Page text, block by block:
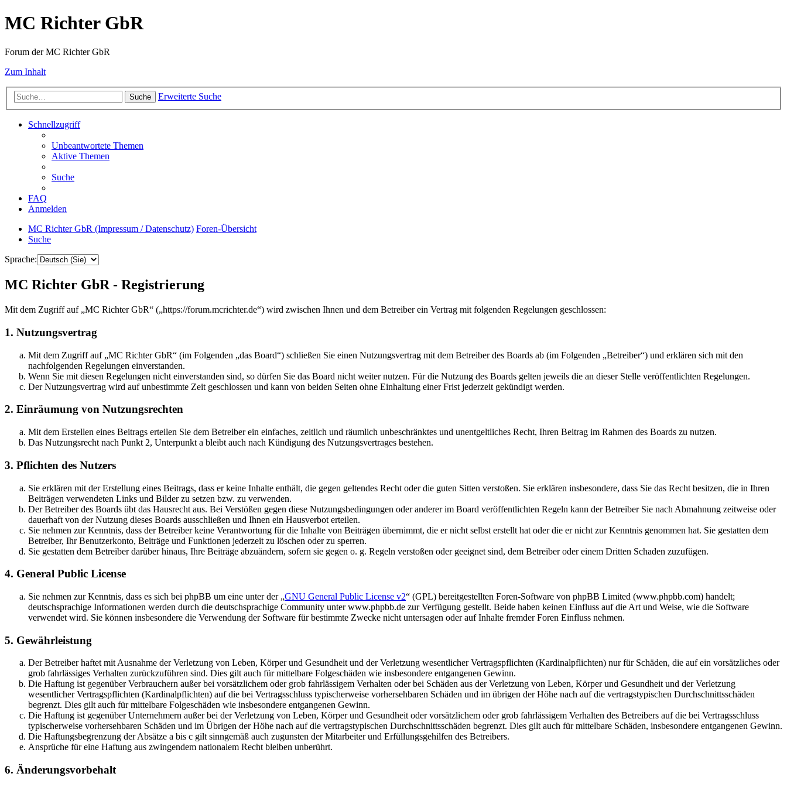
MC Richter GbR
Forum der MC Richter GbR
Zum Inhalt
Suche Erweiterte Suche
Schnellzugriff
Unbeantwortete Themen
Aktive Themen
Suche
FAQ
Anmelden
MC Richter GbR (Impressum / Datenschutz) Foren-Übersicht
Suche
Sprache:
MC Richter GbR - Registrierung
Mit dem Zugriff auf „MC Richter GbR“ („https://forum.mcrichter.de“) wird zwischen Ihnen und dem Betreiber ein Vertrag mit folgenden Regelungen geschlossen:
1. Nutzungsvertrag
Mit dem Zugriff auf „MC Richter GbR“ (im Folgenden „das Board“) schließen Sie einen Nutzungsvertrag mit dem Betreiber des Boards ab (im Folgenden „Betreiber“) und erklären sich mit den
nachfolgenden Regelungen einverstanden.
Wenn Sie mit diesen Regelungen nicht einverstanden sind, so dürfen Sie das Board nicht weiter nutzen. Für die Nutzung des Boards gelten jeweils die an dieser Stelle veröffentlichten Regelungen.
Der Nutzungsvertrag wird auf unbestimmte Zeit geschlossen und kann von beiden Seiten ohne Einhaltung einer Frist jederzeit gekündigt werden.
2. Einräumung von Nutzungsrechten
Mit dem Erstellen eines Beitrags erteilen Sie dem Betreiber ein einfaches, zeitlich und räumlich unbeschränktes und unentgeltliches Recht, Ihren Beitrag im Rahmen des Boards zu nutzen.
Das Nutzungsrecht nach Punkt 2, Unterpunkt a bleibt auch nach Kündigung des Nutzungsvertrages bestehen.
3. Pflichten des Nutzers
Sie erklären mit der Erstellung eines Beitrags, dass er keine Inhalte enthält, die gegen geltendes Recht oder die guten Sitten verstoßen. Sie erklären insbesondere, dass Sie das Recht besitzen, die in Ihren
Beiträgen verwendeten Links und Bilder zu setzen bzw. zu verwenden.
Der Betreiber des Boards übt das Hausrecht aus. Bei Verstößen gegen diese Nutzungsbedingungen oder anderer im Board veröffentlichten Regeln kann der Betreiber Sie nach Abmahnung zeitweise oder
dauerhaft von der Nutzung dieses Boards ausschließen und Ihnen ein Hausverbot erteilen.
Sie nehmen zur Kenntnis, dass der Betreiber keine Verantwortung für die Inhalte von Beiträgen übernimmt, die er nicht selbst erstellt hat oder die er nicht zur Kenntnis genommen hat. Sie gestatten dem
Betreiber, Ihr Benutzerkonto, Beiträge und Funktionen jederzeit zu löschen oder zu sperren.
Sie gestatten dem Betreiber darüber hinaus, Ihre Beiträge abzuändern, sofern sie gegen o. g. Regeln verstoßen oder geeignet sind, dem Betreiber oder einem Dritten Schaden zuzufügen.
4. General Public License
Sie nehmen zur Kenntnis, dass es sich bei phpBB um eine unter der „GNU General Public License v2“ (GPL) bereitgestellten Foren-Software von phpBB Limited (www.phpbb.com) handelt;
deutschsprachige Informationen werden durch die deutschsprachige Community unter www.phpbb.de zur Verfügung gestellt. Beide haben keinen Einfluss auf die Art und Weise, wie die Software
verwendet wird. Sie können insbesondere die Verwendung der Software für bestimmte Zwecke nicht untersagen oder auf Inhalte fremder Foren Einfluss nehmen.
5. Gewährleistung
Der Betreiber haftet mit Ausnahme der Verletzung von Leben, Körper und Gesundheit und der Verletzung wesentlicher Vertragspflichten (Kardinalpflichten) nur für Schäden, die auf ein vorsätzliches oder
grob fahrlässiges Verhalten zurückzuführen sind. Dies gilt auch für mittelbare Folgeschäden wie insbesondere entgangenen Gewinn.
Die Haftung ist gegenüber Verbrauchern außer bei vorsätzlichem oder grob fahrlässigem Verhalten oder bei Schäden aus der Verletzung von Leben, Körper und Gesundheit und der Verletzung
wesentlicher Vertragspflichten (Kardinalpflichten) auf die bei Vertragsschluss typischerweise vorhersehbaren Schäden und im übrigen der Höhe nach auf die vertragstypischen Durchschnittsschäden
begrenzt. Dies gilt auch für mittelbare Folgeschäden wie insbesondere entgangenen Gewinn.
Die Haftung ist gegenüber Unternehmern außer bei der Verletzung von Leben, Körper und Gesundheit oder vorsätzlichem oder grob fahrlässigem Verhalten des Betreibers auf die bei Vertragsschluss
typischerweise vorhersehbaren Schäden und im Übrigen der Höhe nach auf die vertragstypischen Durchschnittsschäden begrenzt. Dies gilt auch für mittelbare Schäden, insbesondere entgangenen Gewinn.
Die Haftungsbegrenzung der Absätze a bis c gilt sinngemäß auch zugunsten der Mitarbeiter und Erfüllungsgehilfen des Betreibers.
Ansprüche für eine Haftung aus zwingendem nationalem Recht bleiben unberührt.
6. Änderungsvorbehalt